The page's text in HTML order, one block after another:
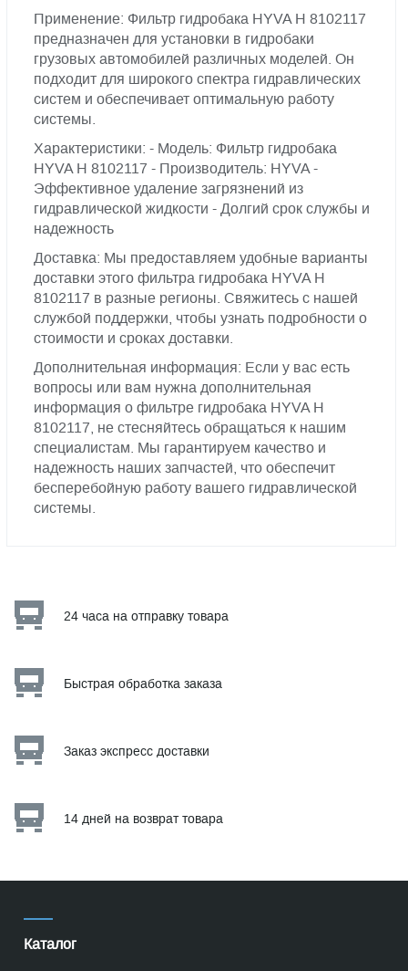
Применение: Фильтр гидробака HYVA H 8102117
предназначен для установки в гидробаки
грузовых автомобилей различных моделей. Он
подходит для широкого спектра гидравлических
систем и обеспечивает оптимальную работу
системы.
Характеристики: - Модель: Фильтр гидробака
HYVA H 8102117 - Производитель: HYVA -
Эффективное удаление загрязнений из
гидравлической жидкости - Долгий срок службы и
надежность
Доставка: Мы предоставляем удобные варианты
доставки этого фильтра гидробака HYVA H
8102117 в разные регионы. Свяжитесь с нашей
службой поддержки, чтобы узнать подробности о
стоимости и сроках доставки.
Дополнительная информация: Если у вас есть
вопросы или вам нужна дополнительная
информация о фильтре гидробака HYVA H
8102117, не стесняйтесь обращаться к нашим
специалистам. Мы гарантируем качество и
надежность наших запчастей, что обеспечит
бесперебойную работу вашего гидравлической
системы.
24 часа на отправку товара
Быстрая обработка заказа
Заказ экспресс доставки
14 дней на возврат товара
Каталог